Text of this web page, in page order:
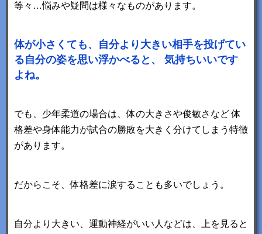
等々…悩みや疑問は様々なものがあります。
体が小さくても、自分より大きい相手を投げてい
る自分の姿を思い浮かべると、
気持ちいいです
よね。
でも、少年柔道の場合は、体の大きさや俊敏さなど体
格差や身体能力が試合の勝敗を大きく分けてしまう特徴
があります。
だからこそ、体格差に涙することも多いでしょう。
自分より大きい、運動神経がいい人などは、上を見ると